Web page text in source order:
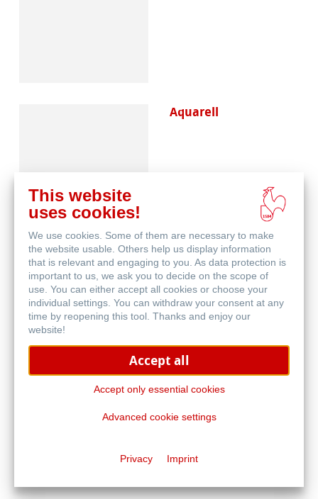
Aquarell
Skizze & Zeichnen
Häufig gestellte
Fragen
This website
uses cookies!
We use cookies. Some of them are necessary to make
the website usable. Others help us display information
that is relevant and engaging to you. As data protection is
important to us, we ask you to decide on the scope of
use. You can either accept all cookies or choose your
individual settings. You can withdraw your consent at any
time by reopening this tool. Thanks and enjoy our
website!
Accept all
Accept only essential cookies
Advanced cookie settings
Privacy Imprint